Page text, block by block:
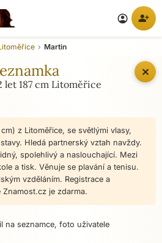
account_circle person_add
✕
Martin
let 187 cm Litoměřice
z Litoměřice, se světlými vlasy,
Hledá partnerský vztah navždy.
spolehlivý a naslouchající. Mezi
a tisk. Věnuje se plavání a tenisu.
vzděláním. Registrace a
je zdarma.